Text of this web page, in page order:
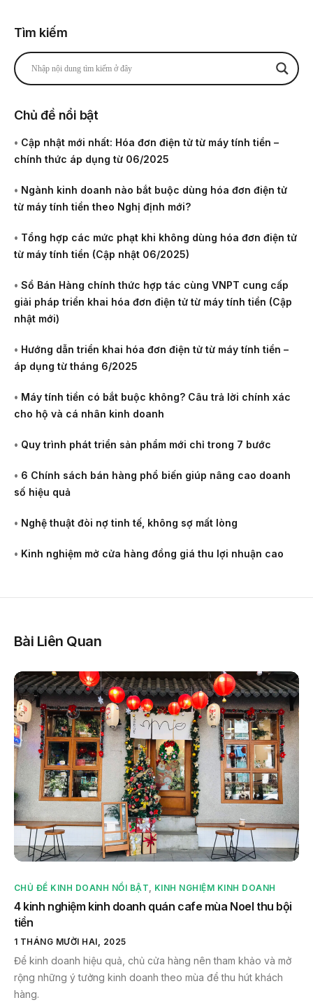
Tìm kiếm
Chủ đề nổi bật
• Cập nhật mới nhất: Hóa đơn điện tử từ máy tính tiền –
chính thức áp dụng từ 06/2025
• Ngành kinh doanh nào bắt buộc dùng hóa đơn điện tử
từ máy tính tiền theo Nghị định mới?
• Tổng hợp các mức phạt khi không dùng hóa đơn điện tử
từ máy tính tiền (Cập nhật 06/2025)
• Sổ Bán Hàng chính thức hợp tác cùng VNPT cung cấp
giải pháp triển khai hóa đơn điện tử từ máy tính tiền (Cập
nhật mới)
• Hướng dẫn triển khai hóa đơn điện tử từ máy tính tiền –
áp dụng từ tháng 6/2025
• Máy tính tiền có bắt buộc không? Câu trả lời chính xác
cho hộ và cá nhân kinh doanh
• Quy trình phát triển sản phẩm mới chỉ trong 7 bước
• 6 Chính sách bán hàng phổ biến giúp nâng cao doanh
số hiệu quả
• Nghệ thuật đòi nợ tinh tế, không sợ mất lòng
• Kinh nghiệm mở cửa hàng đồng giá thu lợi nhuận cao
Bài Liên Quan
CHỦ ĐỀ KINH DOANH NỔI BẬT, KINH NGHIỆM KINH DOANH
4 kinh nghiệm kinh doanh quán cafe mùa Noel thu bội
tiền
1 THÁNG MƯỜI HAI, 2025
Để kinh doanh hiệu quả, chủ cửa hàng nên tham khảo và mở
rộng những ý tưởng kinh doanh theo mùa để thu hút khách
hàng.